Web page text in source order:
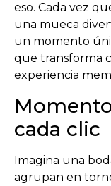
eso. Cada vez
una mueca
un momento
que transforma
experiencia
cada clic
Imagina una
agrupan en